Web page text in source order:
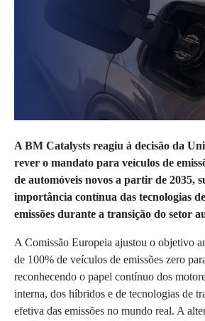
A BM Catalysts reagiu à decisão da
rever o mandato para veículos de
de automóveis novos a partir de 2035,
importância contínua das tecnologias
emissões durante a transição do setor
A Comissão Europeia ajustou o objetivo
de 100% de veículos de emissões zero
reconhecendo o papel contínuo dos
interna, dos híbridos e de tecnologias de
efetiva das emissões no mundo real. A